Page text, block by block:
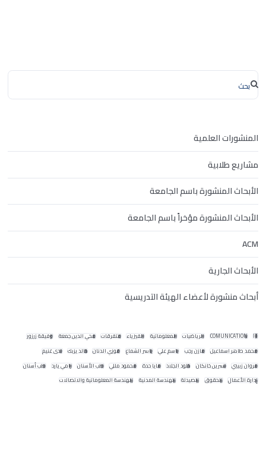
المنشورات العلمية
مشاريع طلابية
الأبحاث المنشورة باسم الجامعة
الأبحاث المنشورة مؤخراً باسم الجامعة
ACM
الأبحاث الجارية
أبحاث منشورة لأعضاء الهيئة التدريسية
IT
COMUNICATION الرياضيات المعلوماتية الفيزياء متفرقات محي الدين جمعة وفيقة زرزور
محمد طاهر اسماعيل مازن رجب باسم علي ياسر الشماع فوزي الدنان خالد يزبك ندى غنيم
مروان زبيبي نسرين خانكان خلود الجلاد مايا حدة محمود مللي طب الأسنان رامي يارد طب أسنان
إدارة الأعمال الحقوق الصيدلة الهندسة المدنية الهندسة المعلوماتية والاتصالات